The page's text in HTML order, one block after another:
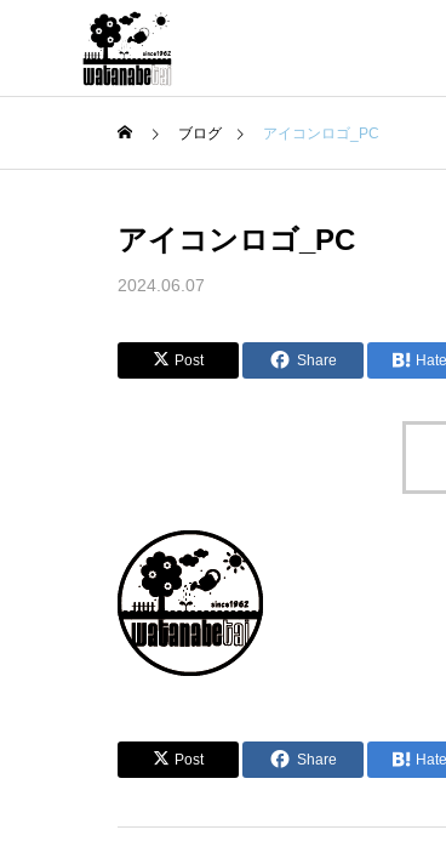
ブログ アイコンロゴ_PC
アイコンロゴ_PC
2024.06.07
Post Share
Post Share